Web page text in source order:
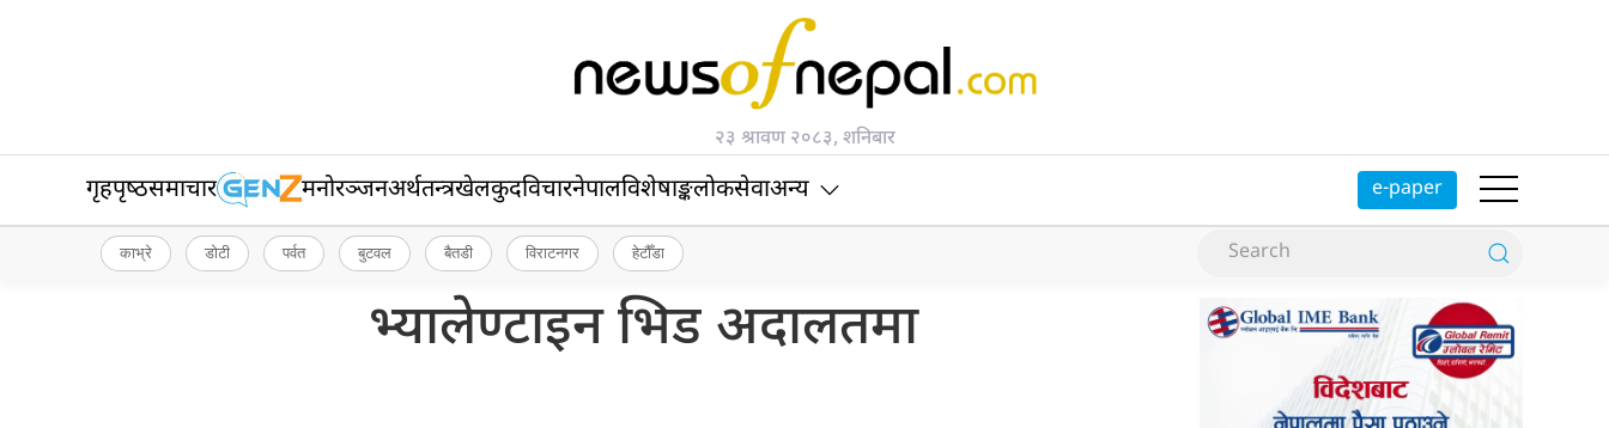
२३ श्रावण २०८३, शनिबार
गृहपृष्‍ठसमाचार मनोरञ्जनअर्थतन्त्रखेलकुदविचारनेपालविशेषाङ्कलोकसेवाअन्य e-paper
काभ्रे डोटी पर्वत बुटवल बैतडी विराटनगर हेटौँडा
भ्यालेण्टाइन भिड अदालतमा